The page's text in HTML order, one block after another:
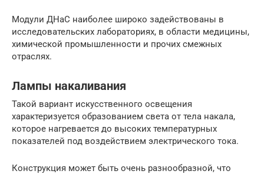
Модули ДНаС наиболее широко задействованы в
исследовательских лабораториях, в области медицины,
химической промышленности и прочих смежных
отраслях.
Лампы накаливания
Такой вариант искусственного освещения
характеризуется образованием света от тела накала,
которое нагревается до высоких температурных
показателей под воздействием электрического тока.
Конструкция может быть очень разнообразной, что